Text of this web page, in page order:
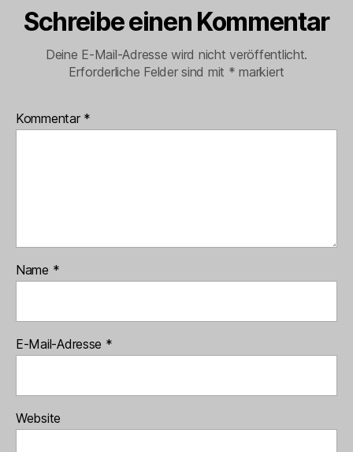
Schreibe einen Kommentar
Deine E-Mail-Adresse wird nicht veröffentlicht.
Erforderliche Felder sind mit * markiert
Kommentar *
Name *
E-Mail-Adresse *
Website